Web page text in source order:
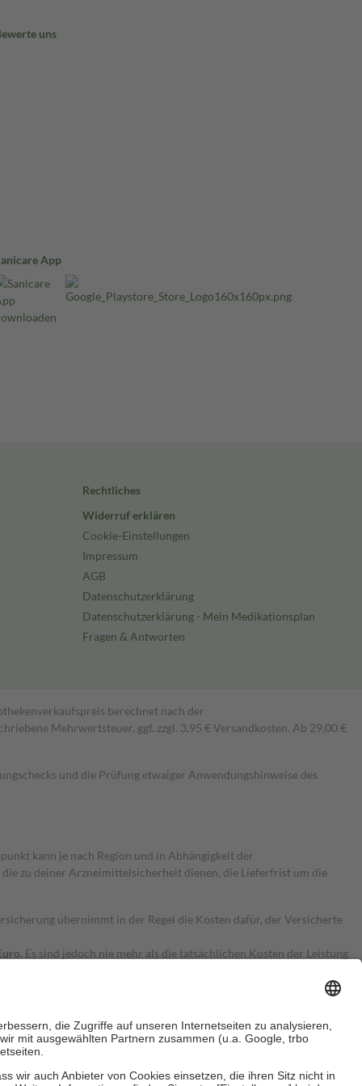
uns
App
Rechtliches
Widerruf erklären
Cookie-Einstellungen
Impressum
AGB
Datenschutzerklärung
Datenschutzerklärung - Mein Medikationsplan
Fragen & Antworten
berechnet nach der
Mehrwertsteuer, ggf. zzgl. 3,95 € Versandkosten. Ab 29,00 €
und die Prüfung etwaiger Anwendungshinweise des
kann je nach Region und in Abhängigkeit der
zu deiner Arzneimittelsicherheit dienen, die Lieferfrist um die
übernimmt in der Regel die Kosten dafür, der Versicherte
Es sind jedoch nie mehr als die tatsächlichen Kosten der Leistung
Zuzahlungen an bei: